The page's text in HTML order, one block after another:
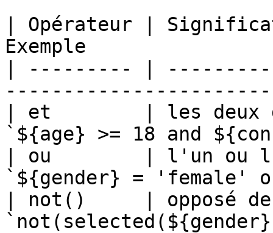
| Opérateur |
Exemple
| --------- |
| et        | les deux
`${age} >= 18 and
| ou        | l'un ou
`${gender} = 'female'
| not()     |